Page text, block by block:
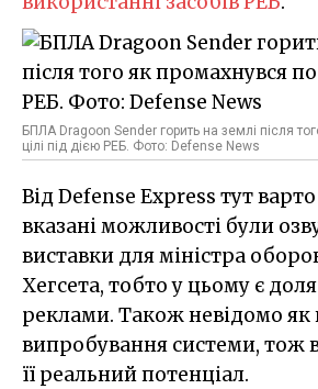
БПЛА Dragoon Sender горить на землі після
цілі під дією РЕБ. Фото: Defense News
Від Defense Express тут
вказані можливості були
виставки для міністра
Хегсета, тобто у цьому є
реклами. Також невідомо як
випробування системи, тож
її реальний потенціал.